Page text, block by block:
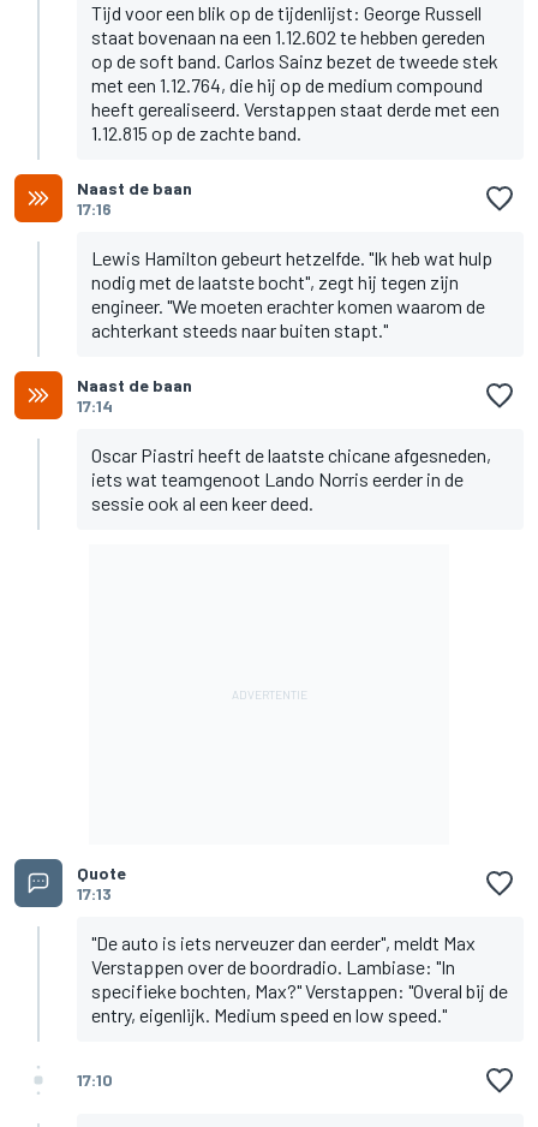
Tijd voor een blik op de tijdenlijst: George Russell
staat bovenaan na een 1.12.602 te hebben gereden
op de soft band. Carlos Sainz bezet de tweede stek
met een 1.12.764, die hij op de medium compound
heeft gerealiseerd. Verstappen staat derde met een
1.12.815 op de zachte band.
Naast de baan
17:16
Lewis Hamilton gebeurt hetzelfde. "Ik heb wat hulp
nodig met de laatste bocht", zegt hij tegen zijn
engineer. "We moeten erachter komen waarom de
achterkant steeds naar buiten stapt."
Naast de baan
17:14
Oscar Piastri heeft de laatste chicane afgesneden,
iets wat teamgenoot Lando Norris eerder in de
sessie ook al een keer deed.
Quote
17:13
"De auto is iets nerveuzer dan eerder", meldt Max
Verstappen over de boordradio. Lambiase: "In
specifieke bochten, Max?" Verstappen: "Overal bij de
entry, eigenlijk. Medium speed en low speed."
17:10